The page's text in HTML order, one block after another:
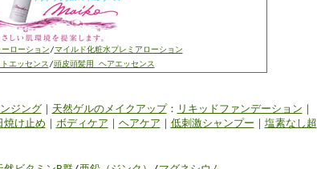
ローション/マイルド化粧水プレミアローション
エッセンス/頭皮頭髪用 ヘアエッセンス
ジング｜ 天然ゲルのメイクアップ： リキッドファンデーション ｜
焼け止め ｜ ボディケア ｜ ヘアケア ｜ 低刺激シャンプー ｜ 塩素なし超